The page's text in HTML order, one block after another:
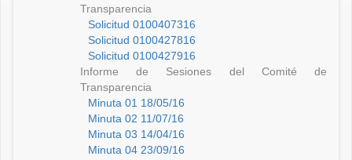
Transparencia
Solicitud 0100407316
Solicitud 0100427816
Solicitud 0100427916
Informe de Sesiones del Comité de
Transparencia
Minuta 01 18/05/16
Minuta 02 11/07/16
Minuta 03 14/04/16
Minuta 04 23/09/16